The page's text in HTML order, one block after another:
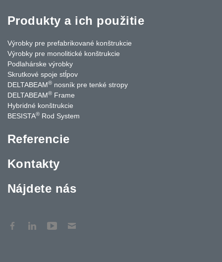
Produkty a ich použitie
Výrobky pre prefabrikované konštrukcie
Výrobky pre monolitické konštrukcie
Podlahárske výrobky
Skrutkové spoje stĺpov
DELTABEAM® nosník pre tenké stropy
DELTABEAM® Frame
Hybridné konštrukcie
BESISTA® Rod System
Referencie
Kontakty
Nájdete nás